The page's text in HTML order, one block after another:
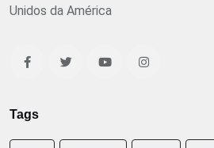
Unidos da América
Tags